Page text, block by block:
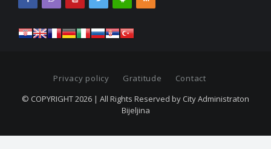
Privacy policy Gratitude
Contact
© COPYRIGHT 2026 | All Rights Reserved by City Administraton
Bijeljina